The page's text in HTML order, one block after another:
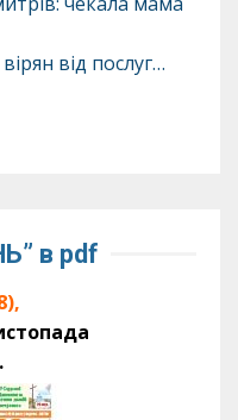
від послуг…
в pdf